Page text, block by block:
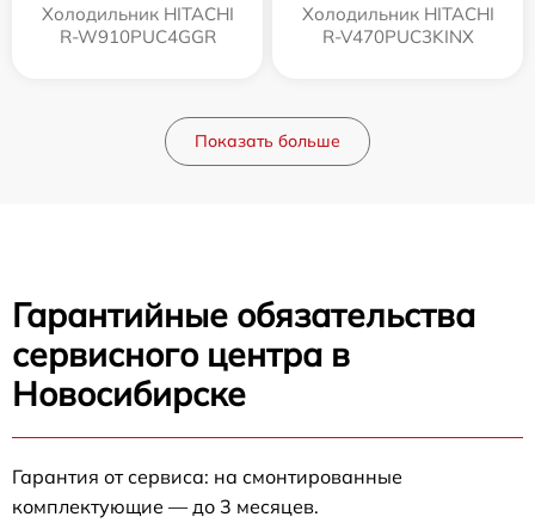
Холодильник HITACHI
R-W910PUC4GGR
Холодильник HITACHI
R-V470PUC3KINX
Показать больше
Гарантийные обязательства
сервисного центра в
Новосибирске
Гарантия от сервиса: на смонтированные
комплектующие — до 3 месяцев.